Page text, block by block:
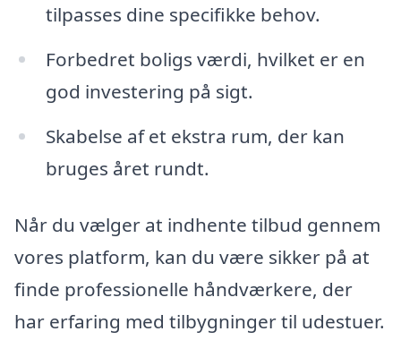
tilpasses dine specifikke behov.
Forbedret boligs værdi, hvilket er en
god investering på sigt.
Skabelse af et ekstra rum, der kan
bruges året rundt.
Når du vælger at indhente tilbud gennem
vores platform, kan du være sikker på at
finde professionelle håndværkere, der
har erfaring med tilbygninger til udestuer.